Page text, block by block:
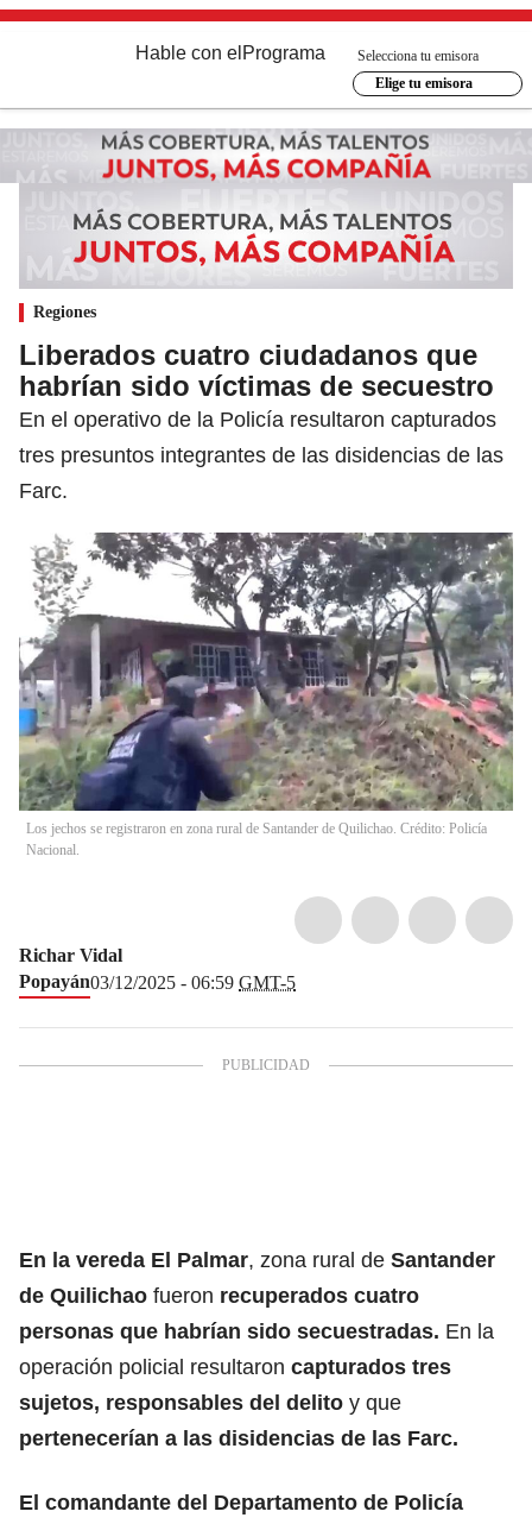
Hable con el Programa
Selecciona tu emisora
Elige tu emisora
Regiones
Liberados cuatro ciudadanos que
habrían sido víctimas de secuestro
En el operativo de la Policía resultaron capturados
tres presuntos integrantes de las disidencias de las
Farc.
Los jechos se registraron en zona rural de Santander de Quilichao. Crédito: Policía
Nacional.
Richar Vidal
Popayán03/12/2025 - 06:59 GMT-5
En la vereda El Palmar, zona rural de Santander
de Quilichao fueron recuperados cuatro
personas que habrían sido secuestradas. En la
operación policial resultaron capturados tres
sujetos, responsables del delito y que
pertenecerían a las disidencias de las Farc.
El comandante del Departamento de Policía